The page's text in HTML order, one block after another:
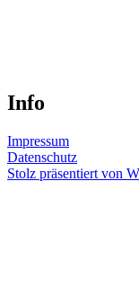
Info
Impressum
Datenschutz
Stolz präsentiert von